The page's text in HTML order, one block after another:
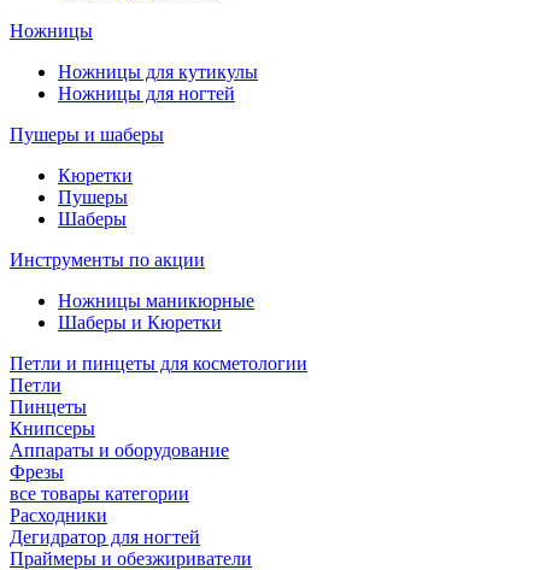
Ножницы
Ножницы для кутикулы
Ножницы для ногтей
Пушеры и шаберы
Кюретки
Пушеры
Шаберы
Инструменты по акции
Ножницы маникюрные
Шаберы и Кюретки
Петли и пинцеты для косметологии
Петли
Пинцеты
Книпсеры
Аппараты и оборудование
Фрезы
все товары категории
Расходники
Дегидратор для ногтей
Праймеры и обезжириватели